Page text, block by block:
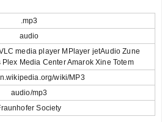
.mp3
audio
media player MPlayer jetAudio Zune
Media Center Amarok Xine Totem
wiki/MP3
audio/mp3
Society